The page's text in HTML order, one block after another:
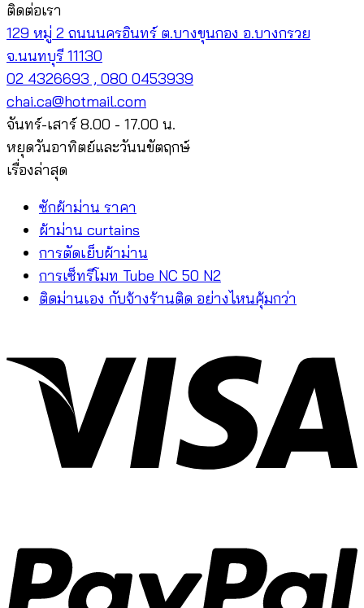
ติดต่อเรา
129 หมู่ 2 ถนนนครอินทร์ ต.บางขุนกอง อ.บางกรวย
จ.นนทบุรี 11130
02 4326693 , 080 0453939
chai.ca@hotmail.com
จันทร์-เสาร์ 8.00 - 17.00 น.
หยุดวันอาทิตย์และวันนขัตฤกษ์
เรื่องล่าสุด
ซักผ้าม่าน ราคา
ผ้าม่าน curtains
การตัดเย็บผ้าม่าน
การเซ็ทรีโมท Tube NC 50 N2
ติดม่านเอง กับจ้างร้านติด อย่างไหนคุ้มกว่า